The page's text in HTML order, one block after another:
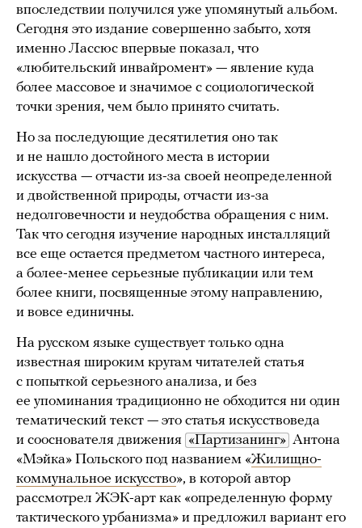
впоследствии получился уже упомянутый альбом.
Сегодня это издание совершенно забыто, хотя
именно Лассюс впервые показал, что
«любительский инвайромент» — явление куда
более массовое и значимое с социологической
точки зрения, чем было принято считать.
Но за последующие десятилетия оно так
и не нашло достойного места в истории
искусства — отчасти из-за своей неопределенной
и двойственной природы, отчасти из-за
недолговечности и неудобства обращения с ним.
Так что сегодня изучение народных инсталляций
все еще остается предметом частного интереса,
а более-менее серьезные публикации или тем
более книги, посвященные этому направлению,
и вовсе единичны.
На русском языке существует только одна
известная широким кругам читателей статья
с попыткой серьезного анализа, и без
ее упоминания традиционно не обходится ни один
тематический текст — это статья искусствоведа
и сооснователя движения «Партизанинг» Антона
«Мэйка» Польского под названием «Жилищно-
коммунальное искусство», в которой автор
рассмотрел ЖЭК-арт как «определенную форму
тактического урбанизма» и предложил вариант его